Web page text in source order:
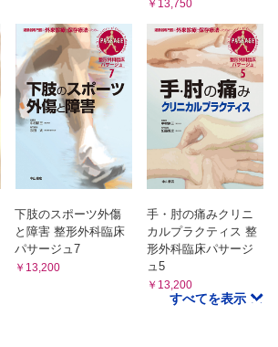
￥13,750
下肢のスポーツ外傷
と障害 整形外科臨床
パサージュ7
￥13,200
手・肘の痛みクリニ
カルプラクティス 整
形外科臨床パサージ
ュ5
￥13,200
すべてを表示